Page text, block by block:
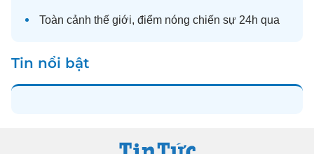
Toàn cảnh thế giới, điểm nóng chiến sự 24h qua
Tin nổi bật